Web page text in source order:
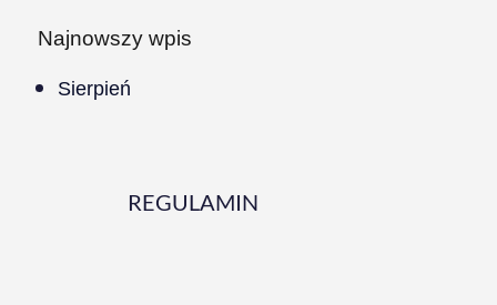
Najnowszy wpis
Sierpień
REGULAMIN